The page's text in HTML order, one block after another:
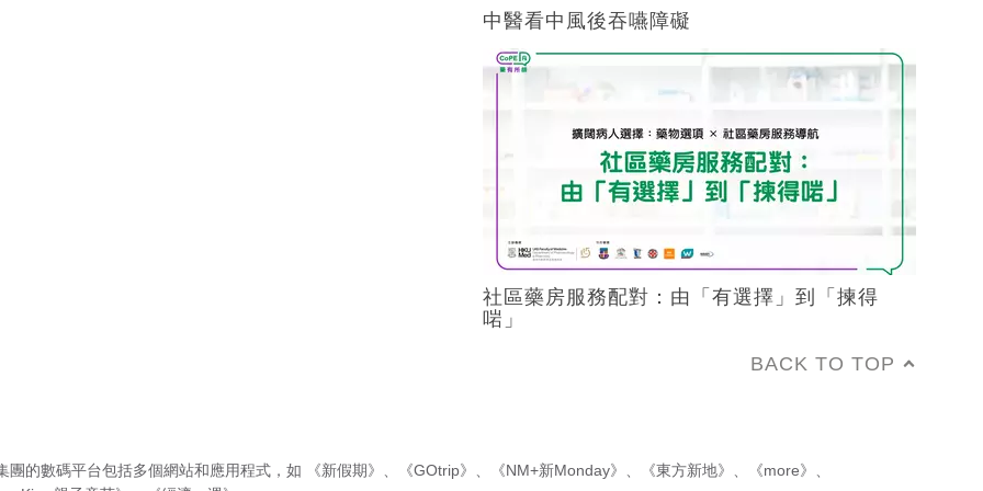
中醫看中風後吞嚥障礙
社區藥房服務配對：由「有選擇」到「揀得
啱」
BACK TO TOP
團的數碼平台包括多個網站和應用程式，如 《新假期》 、 《GOtrip》 、 《NM+新Monday》 、 《東方新地》 、 《more》 、